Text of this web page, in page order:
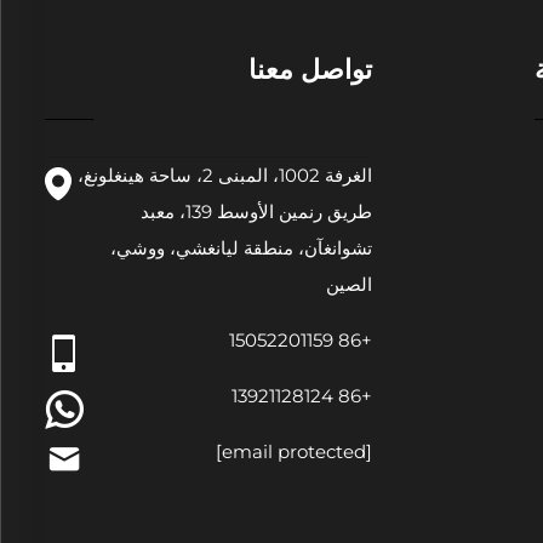
تواصل معنا
الغرفة 1002، المبنى 2، ساحة هينغلونغ،
طريق رنمين الأوسط 139، معبد
تشوانغآن، منطقة ليانغشي، ووشي،
الصين
+86 15052201159
+86 13921128124
[email protected]